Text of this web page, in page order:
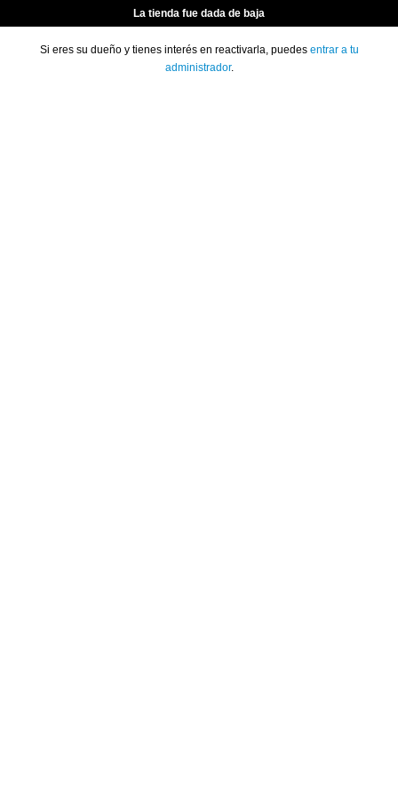
La tienda fue dada de baja
Si eres su dueño y tienes interés en reactivarla, puedes entrar a tu
administrador.